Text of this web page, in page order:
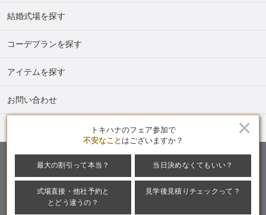
×
トキハナのフェア参加で
不安なこと はございますか？
最大の割引って本当？ 当日決めなくてもいい？
式場直接・他社予約と
とどう違うの？
見学後見積りチェックって？
結婚式場を探す
コーデプランを探す
アイテムを探す
お問い合わせ
提携式場・パートナー募集中 ウェディングアドバイザー募集
運営会社 利用規約 プライバシーポリシー